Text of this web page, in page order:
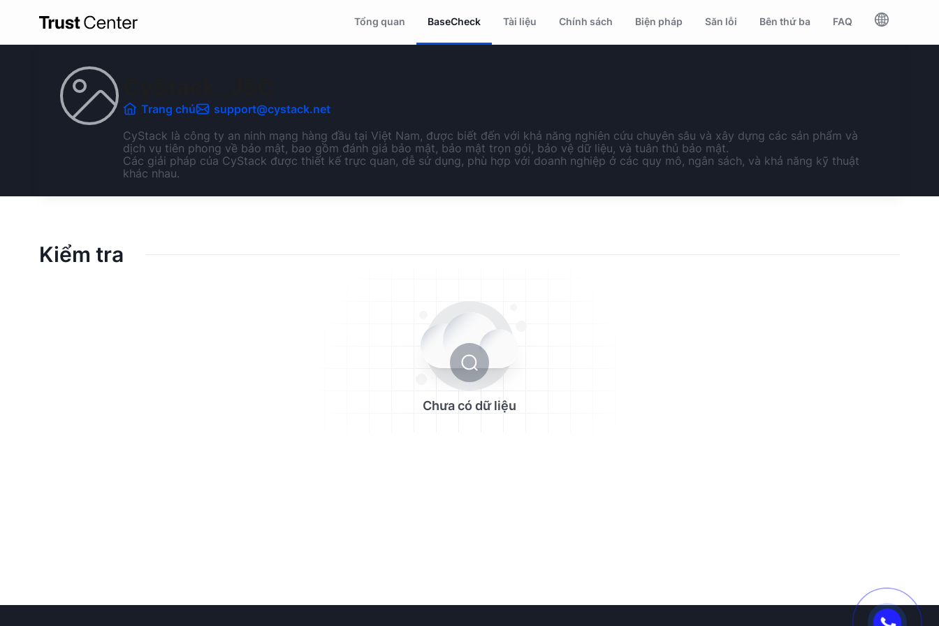
Tổng quan BaseCheck Tài liệu Chính sách Biện pháp Săn lỗi Bên thứ ba FAQ
Trang chủ
support@cystack.net
CyStack là công ty an ninh mạng hàng đầu tại Việt Nam, được biết đến với khả năng nghiên cứu chuyên sâu và xây dựng các sản phẩm và
dịch vụ tiên phong về bảo mật, bao gồm đánh giá bảo mật, bảo mật trọn gói, bảo vệ dữ liệu, và tuân thủ bảo mật.
Các giải pháp của CyStack được thiết kế trực quan, dễ sử dụng, phù hợp với doanh nghiệp ở các quy mô, ngân sách, và khả năng kỹ thuật
khác nhau.
Kiểm tra
Chưa có dữ liệu